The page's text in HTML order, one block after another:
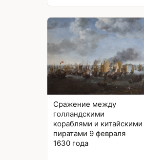
Сражение между
голландскими
кораблями и китайскими
пиратами 9 февраля
1630 года